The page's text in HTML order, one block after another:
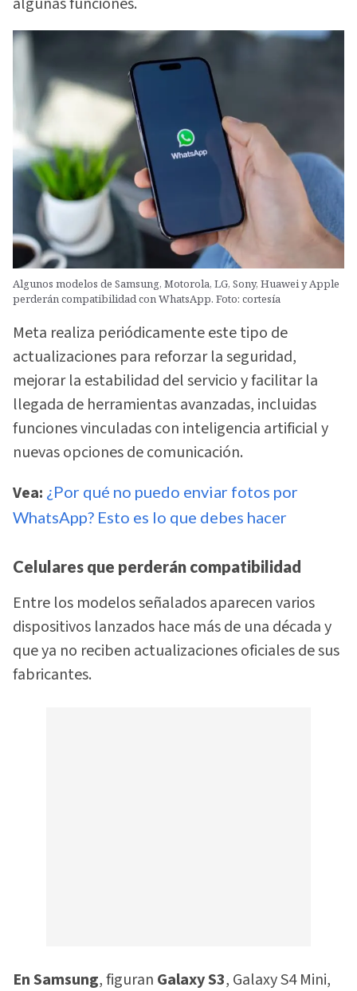
Algunos modelos de Samsung, Motorola, LG, Sony, Huawei y Apple
perderán compatibilidad con WhatsApp. Foto: cortesía
Meta realiza periódicamente este tipo de
actualizaciones para reforzar la seguridad,
mejorar la estabilidad del servicio y facilitar la
llegada de herramientas avanzadas, incluidas
funciones vinculadas con inteligencia artificial y
nuevas opciones de comunicación.
Vea: ¿Por qué no puedo enviar fotos por
WhatsApp? Esto es lo que debes hacer
Celulares que perderán compatibilidad
Entre los modelos señalados aparecen varios
dispositivos lanzados hace más de una década y
que ya no reciben actualizaciones oficiales de sus
fabricantes.
En Samsung, figuran Galaxy S3, Galaxy S4 Mini,